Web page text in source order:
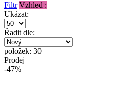
Filtr Vzhled :
Ukázat:
Řadit dle:
položek: 30
Prodej
-47%